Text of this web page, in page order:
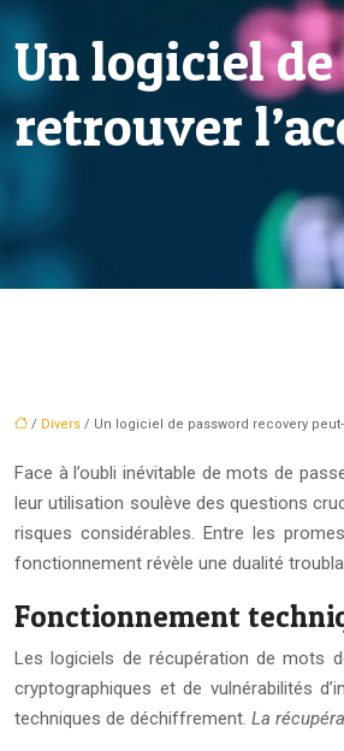
Un logiciel
retrouver
/ Divers / Un logiciel de password recovery
Face à l’oubli inévitable de mots de
leur utilisation soulève des questions
risques considérables. Entre les
fonctionnement révèle une dualité
Fonctionnement
Les logiciels de récupération de mots
cryptographiques et de vulnérabilités
techniques de déchiffrement. La